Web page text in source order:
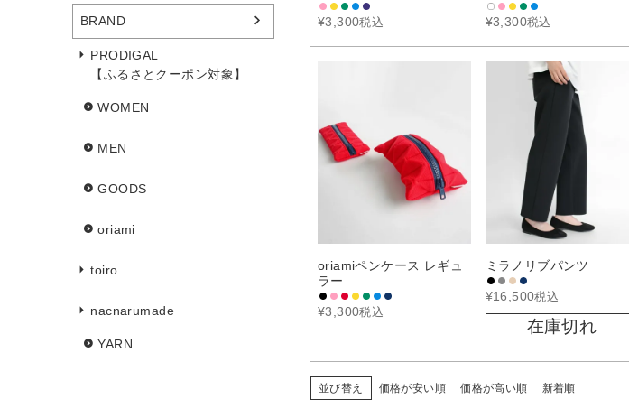
BRAND
PRODIGAL
【ふるさとクーポン対象】
WOMEN
MEN
GOODS
oriami
toiro
nacnarumade
YARN
¥3,300税込 ¥3,300税込
oriamiペンケース レギュ
ラー
¥3,300税込
ミラノリブパンツ
¥16,500税込
在庫切れ
並び替え 価格が安い順 価格が高い順 新着順